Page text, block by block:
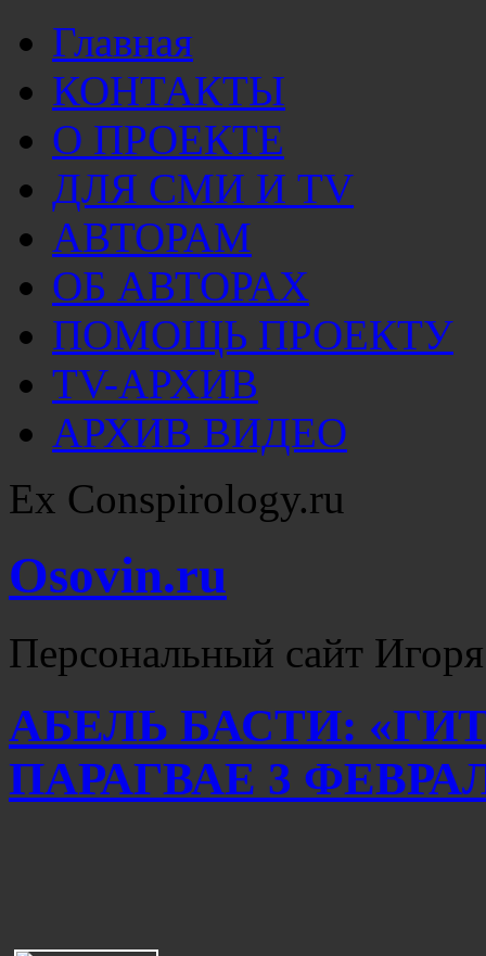
Главная
КОНТАКТЫ
О ПРОЕКТЕ
ДЛЯ СМИ И TV
АВТОРАМ
ОБ АВТОРАХ
ПОМОЩЬ ПРОЕКТУ
TV-АРХИВ
АРХИВ ВИДЕО
Ex Conspirology.ru
Osovin.ru
Персональный сайт
АБЕЛЬ БАСТИ:
ПАРАГВАЕ 3